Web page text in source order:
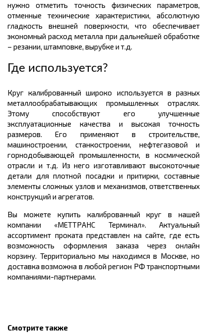
нужно отметить точность физических параметров,
отменные технические характеристики, абсолютную
гладкость внешней поверхности, что обеспечивает
экономный расход металла при дальнейшей обработке
– резании, штамповке, вырубке и т.д.
Где используется?
Круг калиброванный широко используется в разных
металлообрабатывающих промышленных отраслях.
Этому способствуют его улучшенные
эксплуатационные качества и высокая точность
размеров. Его применяют в строительстве,
машиностроении, станкостроении, нефтегазовой и
горнодобывающей промышленности, в космической
отрасли и т.д. Из него изготавливают высокоточные
детали для плотной посадки и притирки, составные
элементы сложных узлов и механизмов, ответственных
конструкций и агрегатов.
Вы можете купить калиброванный круг в нашей
компании «МЕТТРАНС Терминал». Актуальный
ассортимент проката представлен на сайте, где есть
возможность оформления заказа через онлайн
корзину. Территориально мы находимся в Москве, но
доставка возможна в любой регион РФ транспортными
компаниями-партнерами.
Смотрите также